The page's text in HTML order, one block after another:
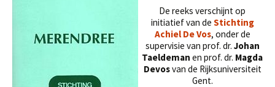
De reeks verschijnt op
initiatief van de Stichting
Achiel De Vos, onder de
supervisie van prof. dr. Johan
Taeldeman en prof. dr. Magda
Devosvan de Rijksuniversiteit
Gent.